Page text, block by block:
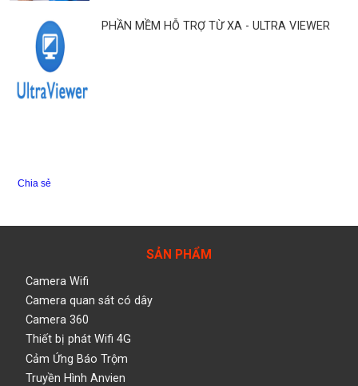
PHẦN MỀM HỖ TRỢ TỪ XA - ULTRA VIEWER
Chia sẻ
SẢN PHẨM
Camera Wifi
Camera quan sát có dây
Camera 360
Thiết bị phát Wifi 4G
Cảm Ứng Báo Trộm
Truyền Hình Anvien